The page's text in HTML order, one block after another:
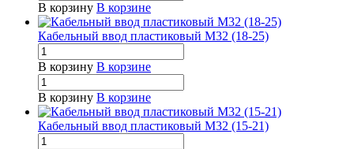
В корзину В корзине
Кабельный ввод пластиковый М32 (18-25)
В корзину В корзине
В корзину В корзине
Кабельный ввод пластиковый М32 (15-21)